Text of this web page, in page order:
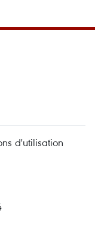
d'utilisation